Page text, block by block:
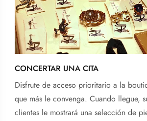
CONCERTAR UNA CITA
Disfrute de acceso prioritario a la
que más le convenga. Cuando llegue,
clientes le mostrará una selección de